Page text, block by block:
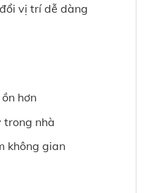
vị trí dễ dàng
hơn
trong nhà
không gian